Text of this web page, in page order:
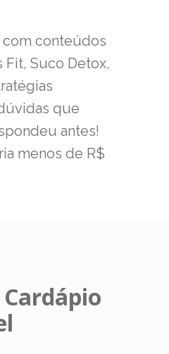
com conteúdos
Fit, Suco Detox,
que
antes!
menos de R$
Cardápio